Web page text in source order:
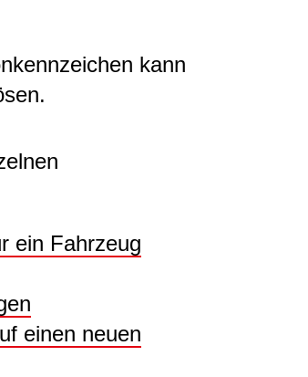
kann
ein Fahrzeug
einen neuen